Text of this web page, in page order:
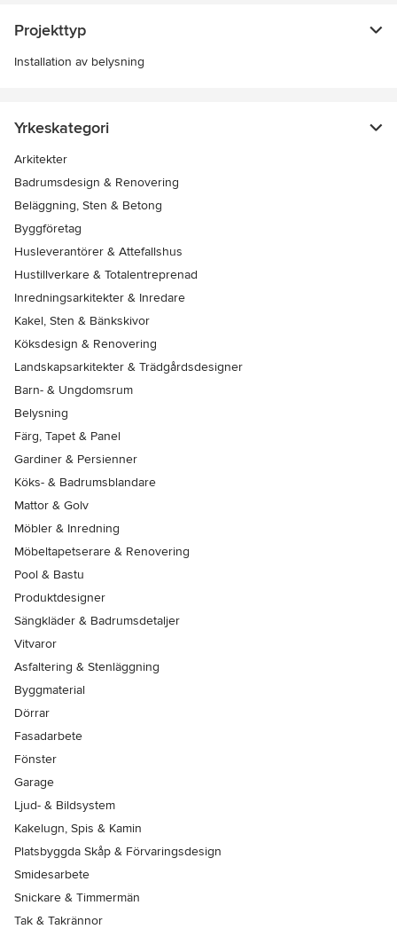
Projekttyp
Installation av belysning
Yrkeskategori
Arkitekter
Badrumsdesign & Renovering
Beläggning, Sten & Betong
Byggföretag
Husleverantörer & Attefallshus
Hustillverkare & Totalentreprenad
Inredningsarkitekter & Inredare
Kakel, Sten & Bänkskivor
Köksdesign & Renovering
Landskapsarkitekter & Trädgårdsdesigner
Barn- & Ungdomsrum
Belysning
Färg, Tapet & Panel
Gardiner & Persienner
Köks- & Badrumsblandare
Mattor & Golv
Möbler & Inredning
Möbeltapetserare & Renovering
Pool & Bastu
Produktdesigner
Sängkläder & Badrumsdetaljer
Vitvaror
Asfaltering & Stenläggning
Byggmaterial
Dörrar
Fasadarbete
Fönster
Garage
Ljud- & Bildsystem
Kakelugn, Spis & Kamin
Platsbyggda Skåp & Förvaringsdesign
Smidesarbete
Snickare & Timmermän
Tak & Takrännor